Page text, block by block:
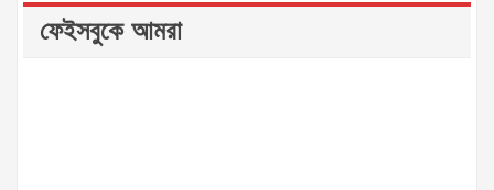
ফেইসবুকে আমরা